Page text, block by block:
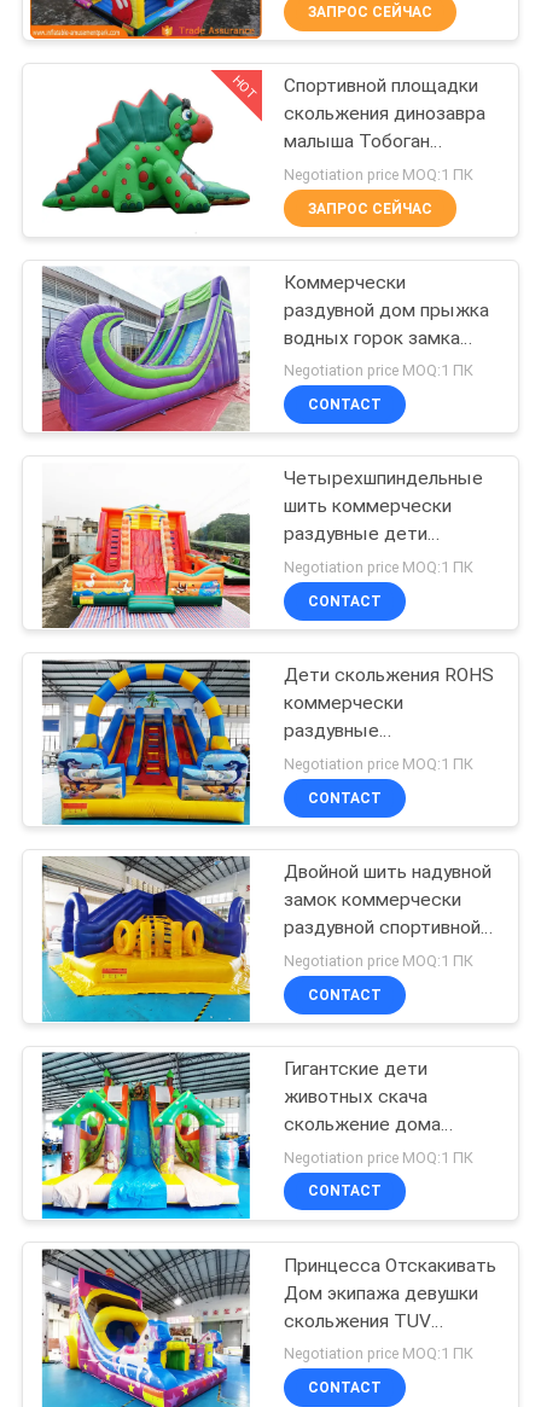
ПРОВЕРКА
КАЧЕСТВА
COMPANY
NEWS
КАРТА
САЙТА
PRIVACY
POLICY
Раздувное
скольжение
хвастуна
242
Коммерческие
раздувное
скольжение
198
Открытый
надувные водные
горки
192
Надувной отказов
дома
102
Надувные
препятствие курс
91
ЗАПРОС СЕЙЧАС
HOT
Спортивной площадки
скольжения динозавра
малыша Тобоган
прыжка Пвк раздувной
сухой комбинированный
Negotiation price MOQ:1 ПК
ЗАПРОС СЕЙЧАС
Коммерчески
раздувной дом прыжка
водных горок замка
прыгуна
Negotiation price MOQ:1 ПК
CONTACT
Четырехшпиндельные
шить коммерчески
раздувные дети
скольжения
отскакивают замок
дома скача
Negotiation price MOQ:1 ПК
CONTACT
Дети скольжения ROHS
коммерчески
раздувные
отскакивают дом в
задворк
Negotiation price MOQ:1 ПК
CONTACT
Двойной шить надувной
замок коммерчески
раздувной спортивной
площадки скольжения
взрослый
Negotiation price MOQ:1 ПК
CONTACT
Гигантские дети
животных скача
скольжение дома
прыжка замка
раздувное
Negotiation price MOQ:1 ПК
CONTACT
Принцесса Отскакивать
Дом экипажа девушки
скольжения TUV
коммерчески
раздувная
Negotiation price MOQ:1 ПК
CONTACT